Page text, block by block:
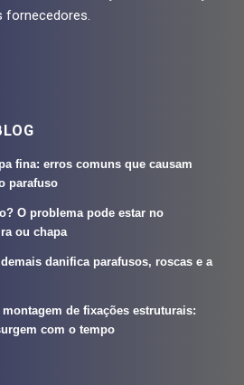
fornecedores.
fina: erros comuns que causam
parafuso
O problema pode estar no
ou chapa
danifica parafusos, roscas e a
de fixações estruturais:
com o tempo